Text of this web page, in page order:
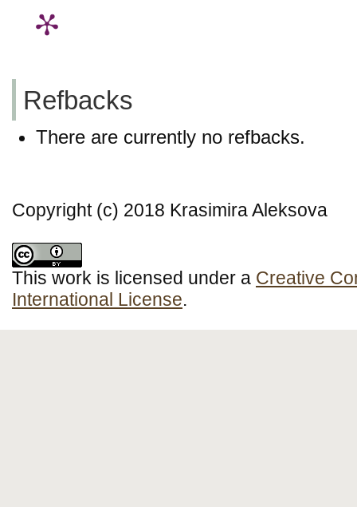
Refbacks
There are currently no refbacks.
Copyright (c) 2018 Krasimira Aleksova
This work is licensed under a Creative
International License.